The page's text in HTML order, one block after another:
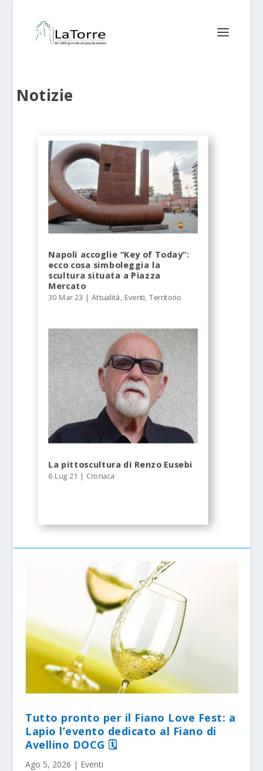
Notizie
Napoli accoglie “Key of Today”:
ecco cosa simboleggia la
scultura situata a Piazza
Mercato
30 Mar 23 |Attualità, Eventi,Territorio
La pittoscultura di Renzo Eusebi
6 Lug 21 | Cronaca
Tutto pronto per il Fiano Love Fest: a
Lapio l’evento dedicato al Fiano di
Avellino DOCG 🗓
Ago 5, 2026 | Eventi